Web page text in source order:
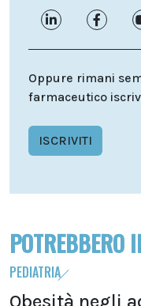
Oppure rimani
farmaceutico
ISCRIVITI
POTREBBERO
PEDIATRIA
Obesità negli